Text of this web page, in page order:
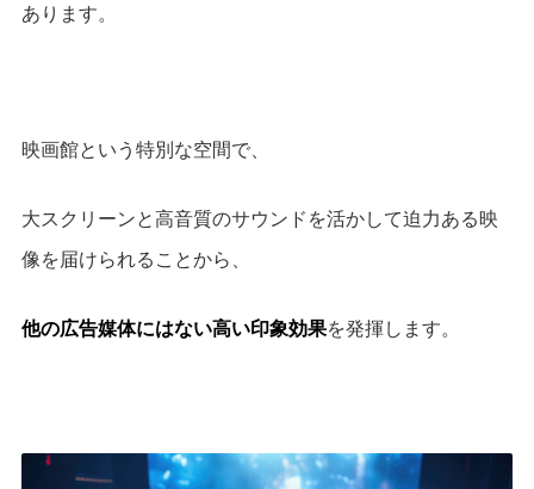
あります。
映画館という特別な空間で、
大スクリーンと高音質のサウンドを活かして迫力ある映
像を届けられることから、
他の広告媒体にはない高い印象効果を発揮します。